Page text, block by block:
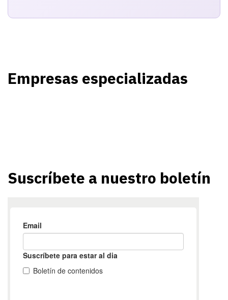
Empresas especializadas
Suscríbete a nuestro boletín